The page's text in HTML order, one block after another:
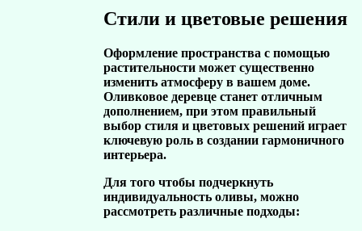
Стили и цветовые решения
Оформление пространства с помощью
растительности может существенно
изменить атмосферу в вашем доме.
Оливковое деревце станет отличным
дополнением, при этом правильный
выбор стиля и цветовых решений играет
ключевую роль в создании гармоничного
интерьера.
Для того чтобы подчеркнуть
индивидуальность оливы, можно
рассмотреть различные подходы: